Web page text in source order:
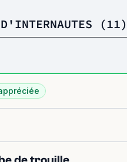
(11)